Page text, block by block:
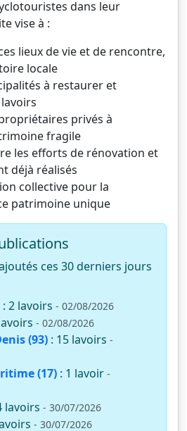
dans leur
vise à :
lieux de vie et de rencontre,
locale
à restaurer et
privés à
fragile
les efforts de rénovation et
déjà réalisés
collective pour la
patrimoine unique
ces 30 derniers jours
: 2 lavoirs - 02/08/2026
- 02/08/2026
(93) : 15 lavoirs -
(17) : 1 lavoir -
lavoirs - 30/07/2026
- 30/07/2026